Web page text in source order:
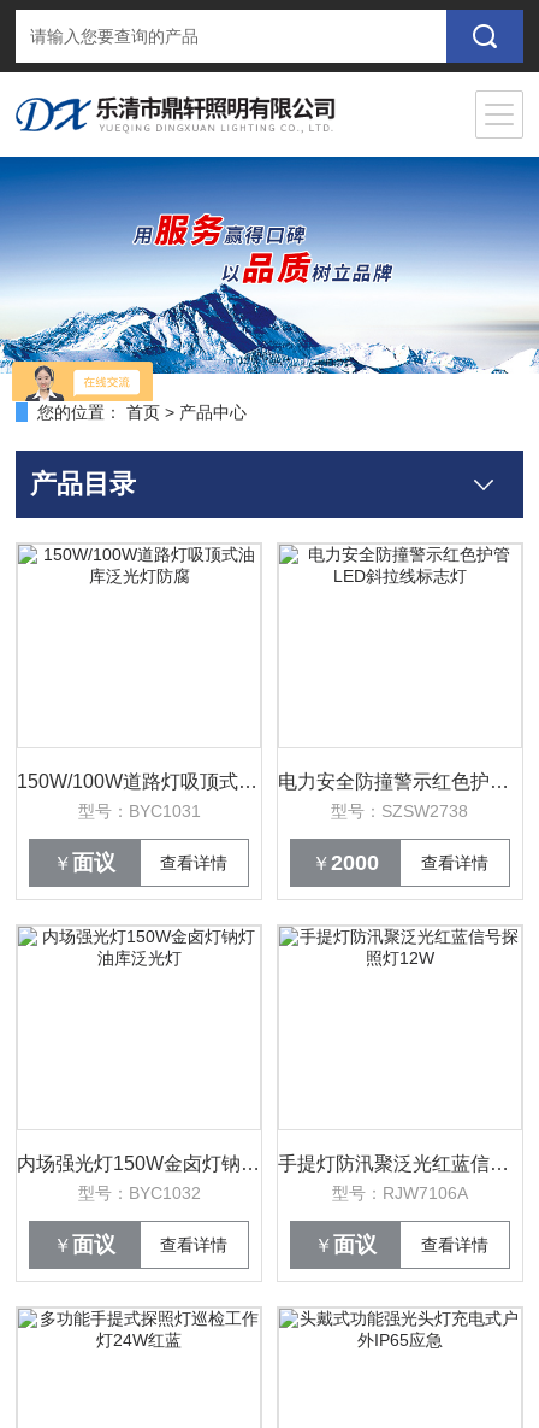
您的位置： 首页 > 产品中心
产品目录
150W/100W道路灯吸顶式油库泛光灯防腐
型号：BYC1031
￥ 面议 查看详情
电力安全防撞警示红色护管LED斜拉线标志灯
型号：SZSW2738
￥2000 查看详情
内场强光灯150W金卤灯钠灯油库泛光灯
型号：BYC1032
￥ 面议 查看详情
手提灯防汛聚泛光红蓝信号探照灯12W
型号：RJW7106A
￥ 面议 查看详情